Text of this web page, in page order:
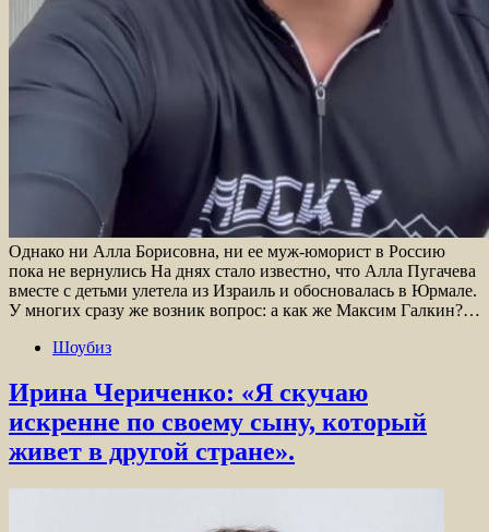
Однако ни Алла Борисовна, ни ее муж-юморист в Россию
пока не вернулись На днях стало известно, что Алла Пугачева
вместе с детьми улетела из Израиль и обосновалась в Юрмале.
У многих сразу же возник вопрос: а как же Максим Галкин?…
Шоубиз
Ирина Чериченко: «Я скучаю
искренне по своему сыну, который
живет в другой стране».